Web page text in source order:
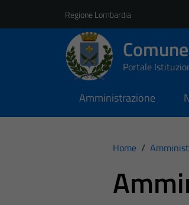
Regione Lombardia
Portale
Amministrazione
Home /